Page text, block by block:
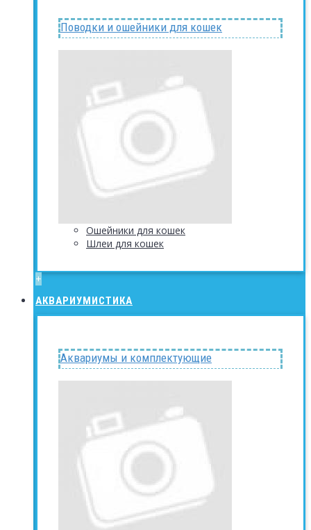
Поводки и ошейники для кошек
Ошейники для кошек
Шлеи для кошек
+
АКВАРИУМИСТИКА
Аквариумы и комплектующие